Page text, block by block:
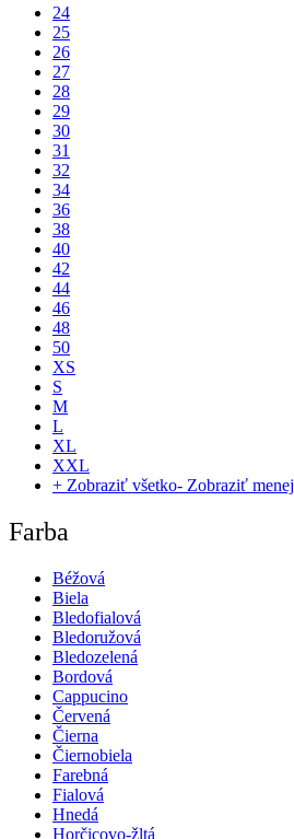
24
25
26
27
28
29
30
31
32
34
36
38
40
42
44
46
48
50
XS
S
M
L
XL
XXL
+ Zobraziť všetko- Zobraziť menej
Farba
Béžová
Biela
Bledofialová
Bledoružová
Bledozelená
Bordová
Cappucino
Červená
Čierna
Čiernobiela
Farebná
Fialová
Hnedá
Horčicovo-žltá